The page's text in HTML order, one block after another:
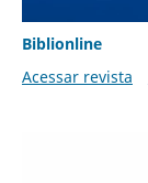
Biblionline
Acessar revista